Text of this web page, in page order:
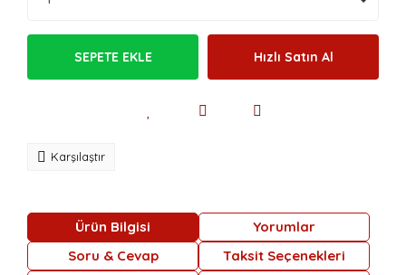
SEPETE EKLE Hızlı Satın Al
Karşılaştır
Ürün Bilgisi
Yorumlar
Soru & Cevap
Taksit Seçenekleri